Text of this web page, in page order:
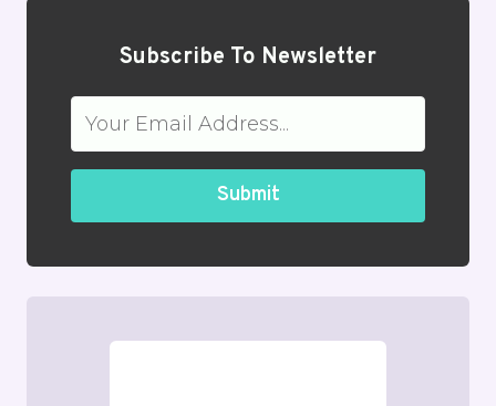
Subscribe To Newsletter
Submit